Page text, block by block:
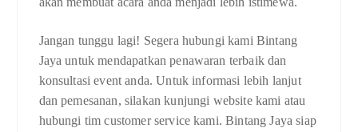
Jangan tunggu lagi! Segera hubungi kami Bintang
Jaya untuk mendapatkan penawaran terbaik dan
konsultasi event anda. Untuk informasi lebih lanjut
dan pemesanan, silakan kunjungi website kami atau
hubungi tim customer service kami. Bintang Jaya siap